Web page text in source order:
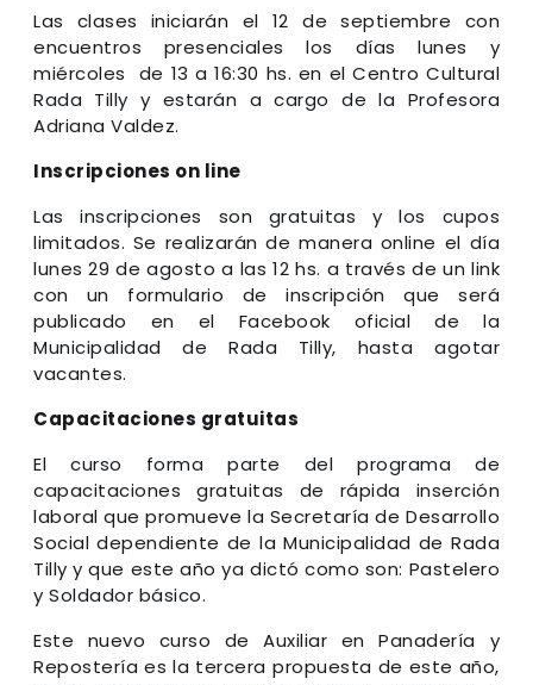
Las clases iniciarán el 12 de septiembre con
encuentros presenciales los días lunes y
miércoles de 13 a 16:30 hs. en el Centro Cultural
Rada Tilly y estarán a cargo de la Profesora
Adriana Valdez.
Inscripciones on line
Las inscripciones son gratuitas y los cupos
limitados. Se realizarán de manera online el día
lunes 29 de agosto a las 12 hs. a través de un link
con un formulario de inscripción que será
publicado en el Facebook oficial de la
Municipalidad de Rada Tilly, hasta agotar
vacantes.
Capacitaciones gratuitas
El curso forma parte del programa de
capacitaciones gratuitas de rápida inserción
laboral que promueve la Secretaría de Desarrollo
Social dependiente de la Municipalidad de Rada
Tilly y que este año ya dictó como son: Pastelero
y Soldador básico.
Este nuevo curso de Auxiliar en Panadería y
Repostería es la tercera propuesta de este año,